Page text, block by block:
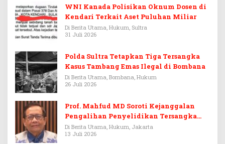
WNI Kanada Polisikan Oknum Dosen di
Kendari Terkait Aset Puluhan Miliar
Di Berita Utama, Hukum, Sultra
31 Juli 2026
Polda Sultra Tetapkan Tiga Tersangka
Kasus Tambang Emas Ilegal di Bombana
Di Berita Utama, Bombana, Hukum
26 Juli 2026
Prof. Mahfud MD Soroti Kejanggalan
Pengalihan Penyelidikan Tersangka
Febrie Adriansyah
Di Berita Utama, Hukum, Jakarta
13 Juli 2026